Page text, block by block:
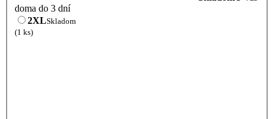
doma do 3 dní
2XLSkladom
(1 ks)